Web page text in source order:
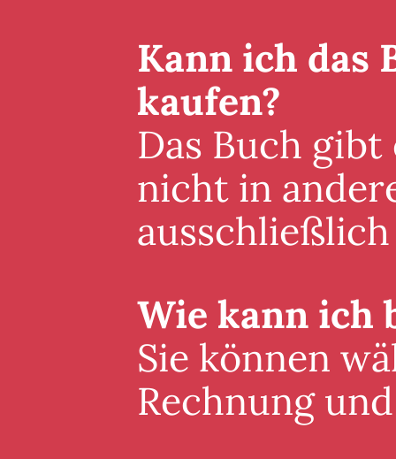
Kann ich das
kaufen?
Das Buch
nicht in
Wie kann ich
Sie können
Rechnung